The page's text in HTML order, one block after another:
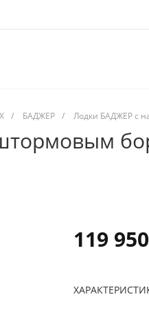
/ БАДЖЕР / Лодки БАДЖЕР с
119